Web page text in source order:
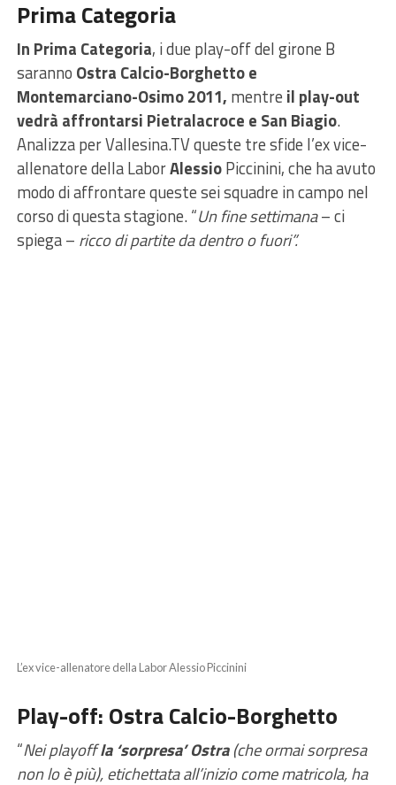
Prima Categoria
In Prima Categoria, i due play-off del girone B
saranno Ostra Calcio-Borghetto e
Montemarciano-Osimo 2011, mentre il play-out
vedrà affrontarsi Pietralacroce e San Biagio.
Analizza per Vallesina.TV queste tre sfide l’ex vice-
allenatore della LaborAlessioPiccinini, che ha avuto
modo di affrontare queste sei squadre in campo nel
corso di questa stagione. “Un fine settimana– ci
spiega – ricco di partite da dentro o fuori”.
L’ex vice-allenatore della Labor Alessio Piccinini
Play-off: Ostra Calcio-Borghetto
“Nei playoffla ‘sorpresa’ Ostra(che ormai sorpresa
non lo è più), etichettata all’inizio come matricola, ha